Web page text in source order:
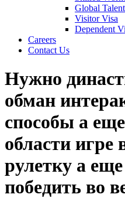
Global
Visitor Visa
Dependent
Careers
Contact Us
Нужно
обман
способы а
области игре
рулетку а
победить во